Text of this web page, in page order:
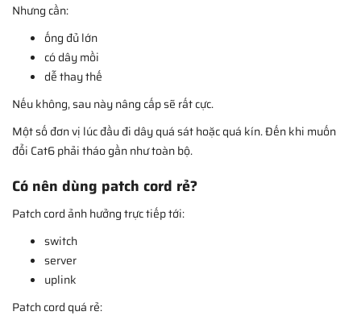
Nhưng cần:
ống đủ lớn
có dây mồi
dễ thay thế
Nếu không, sau này nâng cấp sẽ rất cực.
Một số đơn vị lúc đầu đi dây quá sát hoặc quá kín. Đến khi muốn
đổi Cat6 phải tháo gần như toàn bộ.
Có nên dùng patch cord rẻ?
Patch cord ảnh hưởng trực tiếp tới:
switch
server
uplink
Patch cord quá rẻ: